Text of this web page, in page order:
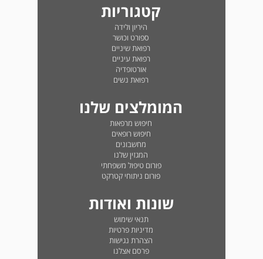
קטגוריות
היריון ולידה
ספורט וכושר
רפואת שיניים
רפואת עיניים
אורטופדיה
רפואת נשים
המומלצים שלנו
חיפוש מרפאות
חיפוש רופאים
מחשבונים
המגזין שלנו
פורום טיפול משפחתי
פורום ניתוחי קטרקט
שונות ואודות
תנאי שימוש
מדיניות פרטיות
הצהרת נגישות
פרסם אצלנו